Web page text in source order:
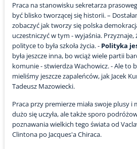
Praca na stanowisku sekretarza
być blisko tworzącej się historii. –
zobaczyć jak tworzy się polska
uczestniczyć w tym - wyjaśnia. Przyznaje,
polityce to była szkoła życia. - Polityka
była jeszcze inna, bo wciąż wiele partii
komunie - stwierdza Wachowicz. - Ale to
mieliśmy jeszcze zapaleńców, jak Jacek
Tadeusz Mazowiecki.
Praca przy premierze miała swoje plusy i
dużo się uczyła, ale także sporo
poznawania wielkich tego świata od
Clintona po Jacques'a Chiraca.